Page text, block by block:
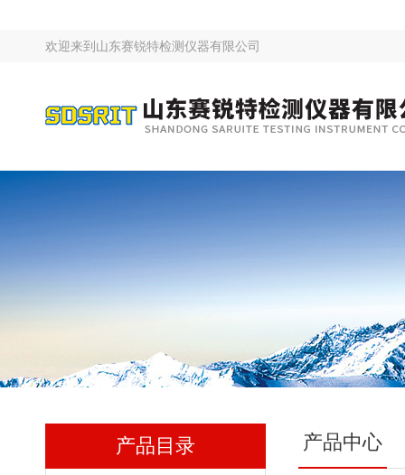
欢迎来到 山东赛锐特检测仪器有限公司
产品目录 产品中心